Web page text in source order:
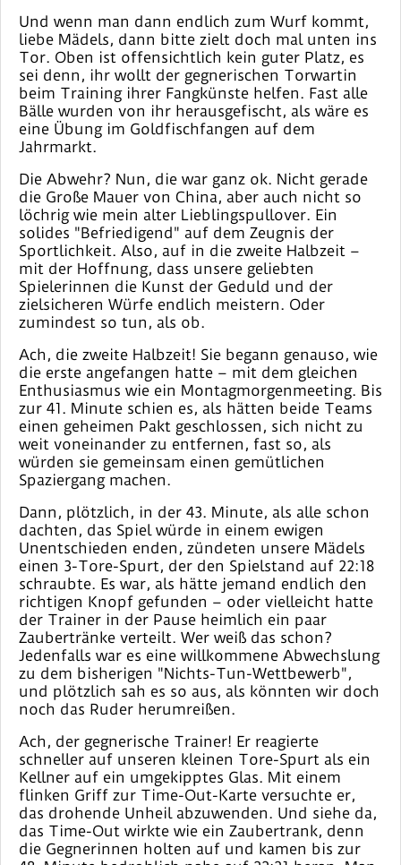
Und wenn man dann endlich zum Wurf kommt,
liebe Mädels, dann bitte zielt doch mal unten ins
Tor. Oben ist offensichtlich kein guter Platz, es
sei denn, ihr wollt der gegnerischen Torwartin
beim Training ihrer Fangkünste helfen. Fast alle
Bälle wurden von ihr herausgefischt, als wäre es
eine Übung im Goldfischfangen auf dem
Jahrmarkt.
Die Abwehr? Nun, die war ganz ok. Nicht gerade
die Große Mauer von China, aber auch nicht so
löchrig wie mein alter Lieblingspullover. Ein
solides "Befriedigend" auf dem Zeugnis der
Sportlichkeit. Also, auf in die zweite Halbzeit –
mit der Hoffnung, dass unsere geliebten
Spielerinnen die Kunst der Geduld und der
zielsicheren Würfe endlich meistern. Oder
zumindest so tun, als ob.
Ach, die zweite Halbzeit! Sie begann genauso, wie
die erste angefangen hatte – mit dem gleichen
Enthusiasmus wie ein Montagmorgenmeeting. Bis
zur 41. Minute schien es, als hätten beide Teams
einen geheimen Pakt geschlossen, sich nicht zu
weit voneinander zu entfernen, fast so, als
würden sie gemeinsam einen gemütlichen
Spaziergang machen.
Dann, plötzlich, in der 43. Minute, als alle schon
dachten, das Spiel würde in einem ewigen
Unentschieden enden, zündeten unsere Mädels
einen 3-Tore-Spurt, der den Spielstand auf 22:18
schraubte. Es war, als hätte jemand endlich den
richtigen Knopf gefunden – oder vielleicht hatte
der Trainer in der Pause heimlich ein paar
Zaubertränke verteilt. Wer weiß das schon?
Jedenfalls war es eine willkommene Abwechslung
zu dem bisherigen "Nichts-Tun-Wettbewerb",
und plötzlich sah es so aus, als könnten wir doch
noch das Ruder herumreißen.
Ach, der gegnerische Trainer! Er reagierte
schneller auf unseren kleinen Tore-Spurt als ein
Kellner auf ein umgekipptes Glas. Mit einem
flinken Griff zur Time-Out-Karte versuchte er,
das drohende Unheil abzuwenden. Und siehe da,
das Time-Out wirkte wie ein Zaubertrank, denn
die Gegnerinnen holten auf und kamen bis zur